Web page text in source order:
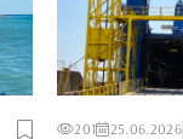
201 25.06.2026